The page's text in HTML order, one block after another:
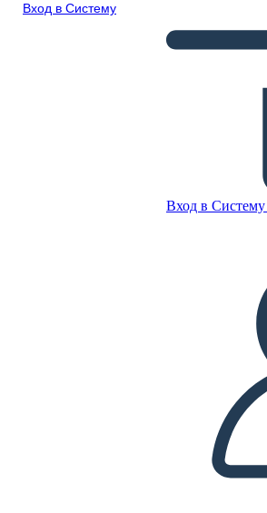
Вход в Систему
Вход в Систему
Скопируйте эту
СОЗДАТЬ
ВОСПРОИЗВЕСТИ